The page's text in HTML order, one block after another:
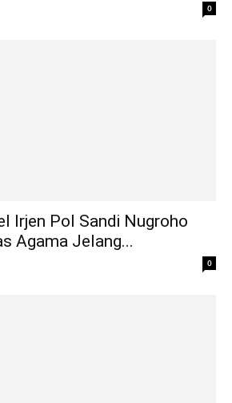
0
Irjen Pol Sandi Nugroho
Agama Jelang...
0